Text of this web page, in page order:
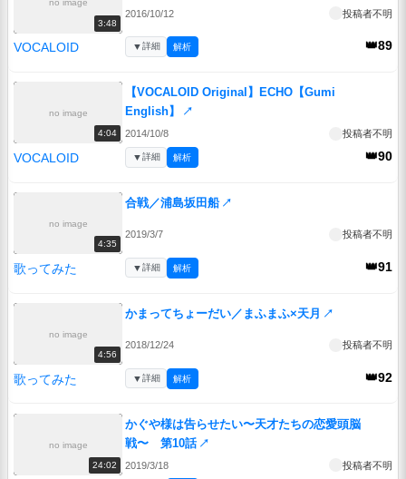
no image
3:48
2016/10/12 投稿者不明
VOCALOID 👑89
▼詳細 解析
no image
4:04
【VOCALOID Original】ECHO【Gumi
English】
↗
2014/10/8 投稿者不明
VOCALOID 👑90
▼詳細 解析
no image
4:35
合戦／浦島坂田船 ↗
2019/3/7 投稿者不明
歌ってみた 👑91
▼詳細 解析
no image
4:56
かまってちょーだい／まふまふ×天月 ↗
2018/12/24 投稿者不明
歌ってみた 👑92
▼詳細 解析
no image
24:02
かぐや様は告らせたい〜天才たちの恋愛頭脳
戦〜 第10話 ↗
2019/3/18 投稿者不明